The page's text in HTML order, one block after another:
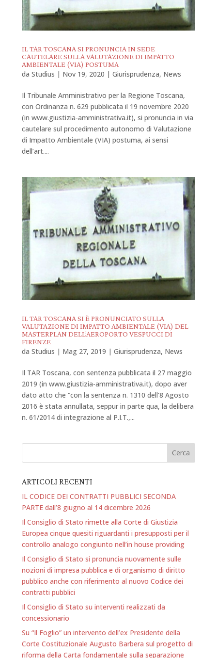
IL TAR TOSCANA SI PRONUNCIA IN SEDE
CAUTELARE SULLA VALUTAZIONE DI IMPATTO
AMBIENTALE (VIA) POSTUMA
da Studius | Nov 19, 2020 | Giurisprudenza, News
Il Tribunale Amministrativo per la Regione Toscana,
con Ordinanza n. 629 pubblicata il 19 novembre 2020
(in www.giustizia-amministrativa.it), si pronuncia in via
cautelare sul procedimento autonomo di Valutazione
di Impatto Ambientale (VIA) postuma, ai sensi
dell’art....
IL TAR TOSCANA SI È PRONUNCIATO SULLA
VALUTAZIONE DI IMPATTO AMBIENTALE (VIA) DEL
MASTERPLAN DELL’AEROPORTO VESPUCCI DI
FIRENZE
da Studius | Mag 27, 2019 | Giurisprudenza, News
Il TAR Toscana, con sentenza pubblicata il 27 maggio
2019 (in www.giustizia-amministrativa.it), dopo aver
dato atto che “con la sentenza n. 1310 dell’8 Agosto
2016 è stata annullata, seppur in parte qua, la delibera
n. 61/2014 di integrazione al P.I.T.,...
ARTICOLI RECENTI
IL CODICE DEI CONTRATTI PUBBLICI SECONDA
PARTE dall’8 giugno al 14 dicembre 2026
Il Consiglio di Stato rimette alla Corte di Giustizia
Europea cinque quesiti riguardanti i presupposti per il
controllo analogo congiunto nell’in house providing
Il Consiglio di Stato si pronuncia nuovamente sulle
nozioni di impresa pubblica e di organismo di diritto
pubblico anche con riferimento al nuovo Codice dei
contratti pubblici
Il Consiglio di Stato su interventi realizzati da
concessionario
Su “Il Foglio” un intervento dell’ex Presidente della
Corte Costituzionale Augusto Barbera sul progetto di
riforma della Carta fondamentale sulla separazione